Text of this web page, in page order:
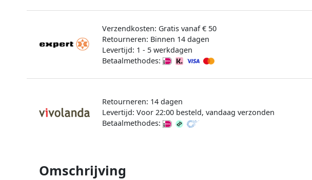
Verzendkosten: Gratis vanaf € 50
Retourneren: Binnen 14 dagen
Levertijd: 1 - 5 werkdagen
Betaalmethodes:
Retourneren: 14 dagen
Levertijd: Voor 22:00 besteld, vandaag verzonden
Betaalmethodes:
Omschrijving